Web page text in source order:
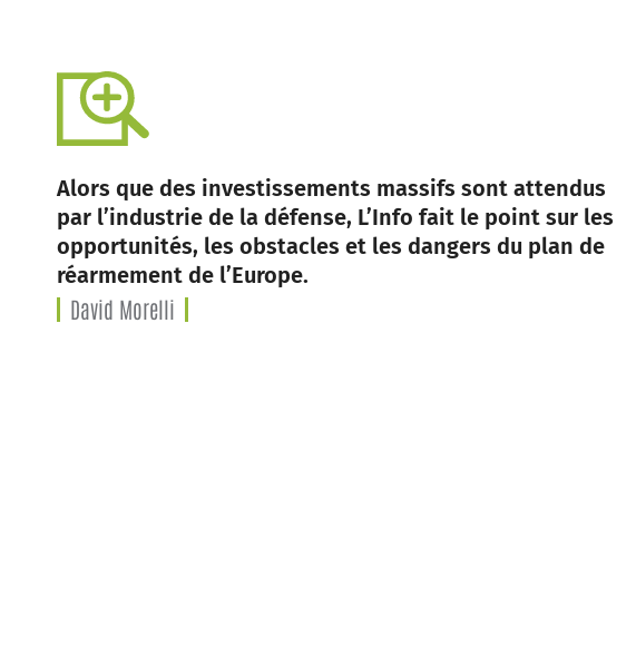
Alors que des investissements massifs sont attendus
par l’industrie de la défense, L’Info fait le point sur les
opportunités, les obstacles et les dangers du plan de
réarmement de l’Europe.
David Morelli